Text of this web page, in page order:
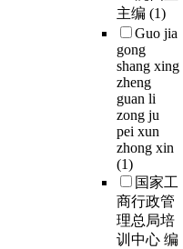
主编 (1)
Guo jia
gong
shang xing
zheng
guan li
zong ju
pei xun
zhong xin
(1)
国家工
商行政管
理总局培
训中心 编